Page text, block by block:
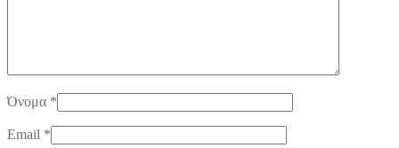
Όνομα *
Email *